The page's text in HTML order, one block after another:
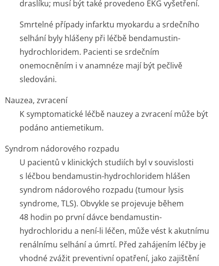
draslíku; musí být také provedeno EKG vyšetření.
Smrtelné případy infarktu myokardu a srdečního
selhání byly hlášeny při léčbě bendamustin-
hydrochloridem. Pacienti se srdečním
onemocněním i v anamnéze mají být pečlivě
sledováni.
Nauzea, zvracení
K symptomatické léčbě nauzey a zvracení může být
podáno antiemetikum.
Syndrom nádorového rozpadu
U pacientů v klinických studiích byl v souvislosti
s léčbou bendamustin-hydrochloridem hlášen
syndrom nádorového rozpadu (tumour lysis
syndrome, TLS). Obvykle se projevuje během
48 hodin po první dávce bendamustin-
hydrochloridu a není-li léčen, může vést k akutnímu
renálnímu selhání a úmrtí. Před zahájením léčby je
vhodné zvážit preventivní opatření, jako zajištění